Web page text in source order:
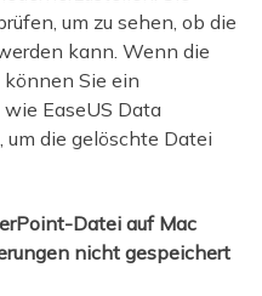
um zu sehen, ob die
kann. Wenn die
Sie ein
EaseUS Data
die gelöschte Datei
Datei auf Mac
nicht gespeichert